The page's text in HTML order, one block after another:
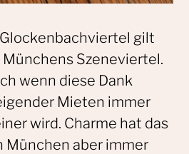
gilt
Münchens Szeneviertel.
wenn diese Dank
Mieten immer
wird. Charme hat das
München aber immer